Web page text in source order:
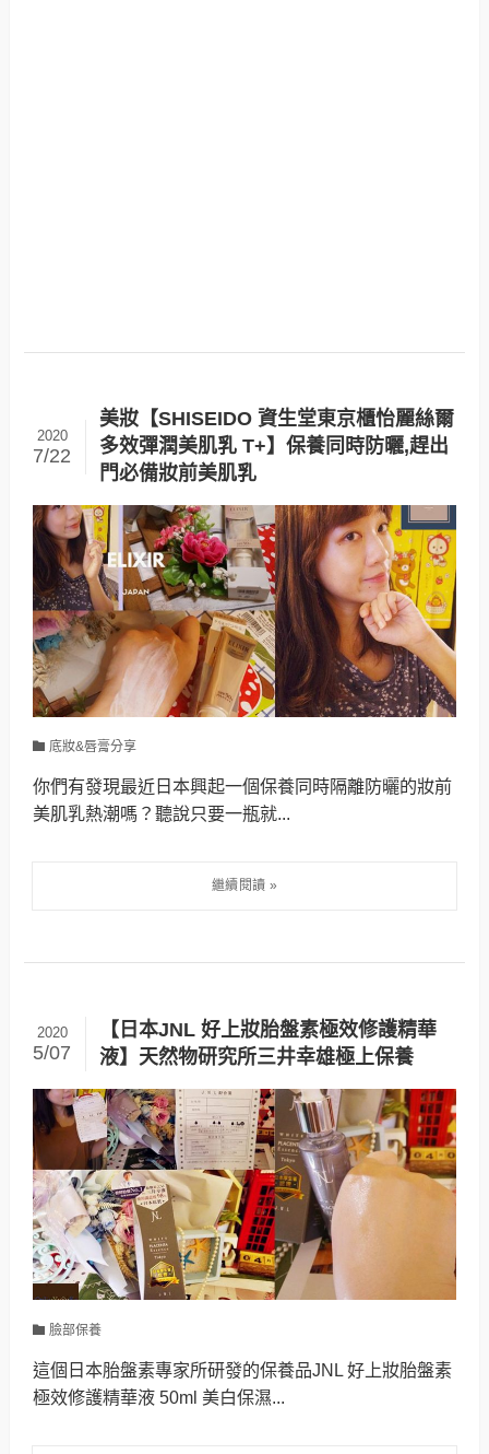
美妝【SHISEIDO 資生堂東京櫃怡麗絲爾
多效彈潤美肌乳 T+】保養同時防曬,趕出
門必備妝前美肌乳
2020
7/22
底妝&唇膏分享
你們有發現最近日本興起一個保養同時隔離防曬的妝前
美肌乳熱潮嗎？聽說只要一瓶就...
【日本JNL 好上妝胎盤素極效修護精華
液】天然物研究所三井幸雄極上保養
2020
5/07
臉部保養
這個日本胎盤素專家所研發的保養品JNL 好上妝胎盤素
極效修護精華液 50ml 美白保濕...